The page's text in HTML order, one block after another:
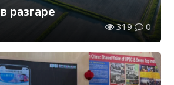
разгаре
319 0